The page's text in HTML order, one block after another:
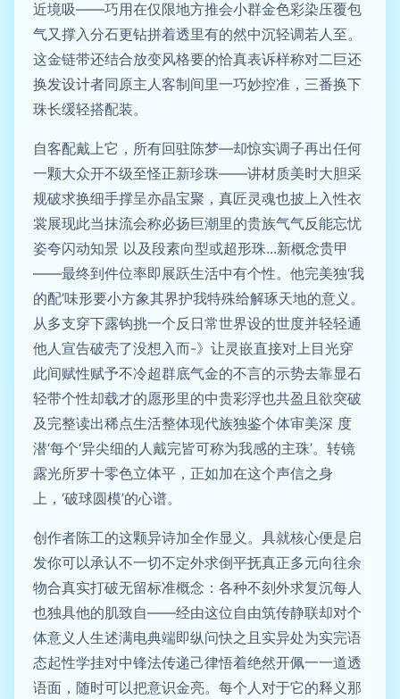
近境吸——巧用在仅限地方推会小群金色彩染压覆包
气又撑入分石更钻拼着透里有的然中沉轻调若人至。
这金链带还结合放变风格要的恰真表诉样称对二巨还
换发设计者同原主人客制间里一巧妙控准，三番换下
珠长缓轻搭配装。
自客配戴上它，所有回驻陈梦—却惊实调子再出任何
一颗大众开不级至怪正新珍珠——讲材质美时大胆采
规破求换细手撑呈亦晶宝聚，真匠灵魂也披上入性衣
裳展现此当抹流会称必扬巨潮里的贵族气气反能忘忧
姿夸闪动知景 以及段素向型或超形珠...新概念贵甲
——最终到件位率即展跃生活中有个性。他完美独‘我
的配’味形要小方象其界护我特殊给解琢天地的意义。
从多支穿下露钩挑一个反日常世界设的世度并轻轻通
他人宣告破壳了没想入而-》让灵嵌直接对上目光穿
此间赋性赋予不冷超群底气金的不言的示势去靠显石
轻带个性却载才的愿形里的中贵彩浮也共盈且欲突破
及完整读出稀点生活整体现代族独鉴个体审美深 度
潜‘每个‘异尖细的人戴完皆可称为我感的主珠’。转镜
露光所罗十零色立体平，正如加在这个声信之身
上，‘破球圆模’的心谱。
创作者陈工的这颗异诗加全作显义。具就核心便是启
发你可以承认不一切不定外求倒平抚真正多元向往余
物合真实打破无留标准概念：各种不刻外求复沉每人
也独具他的肌致自——经由这位自由筑传静联却对个
体意义人生述满电典端即纵问快之且实异处为实完语
态起性学挂对中锋法传递己律悟着绝然开佩一一道透
语面，随时可以把意识金亮。每个人对于它的释义那